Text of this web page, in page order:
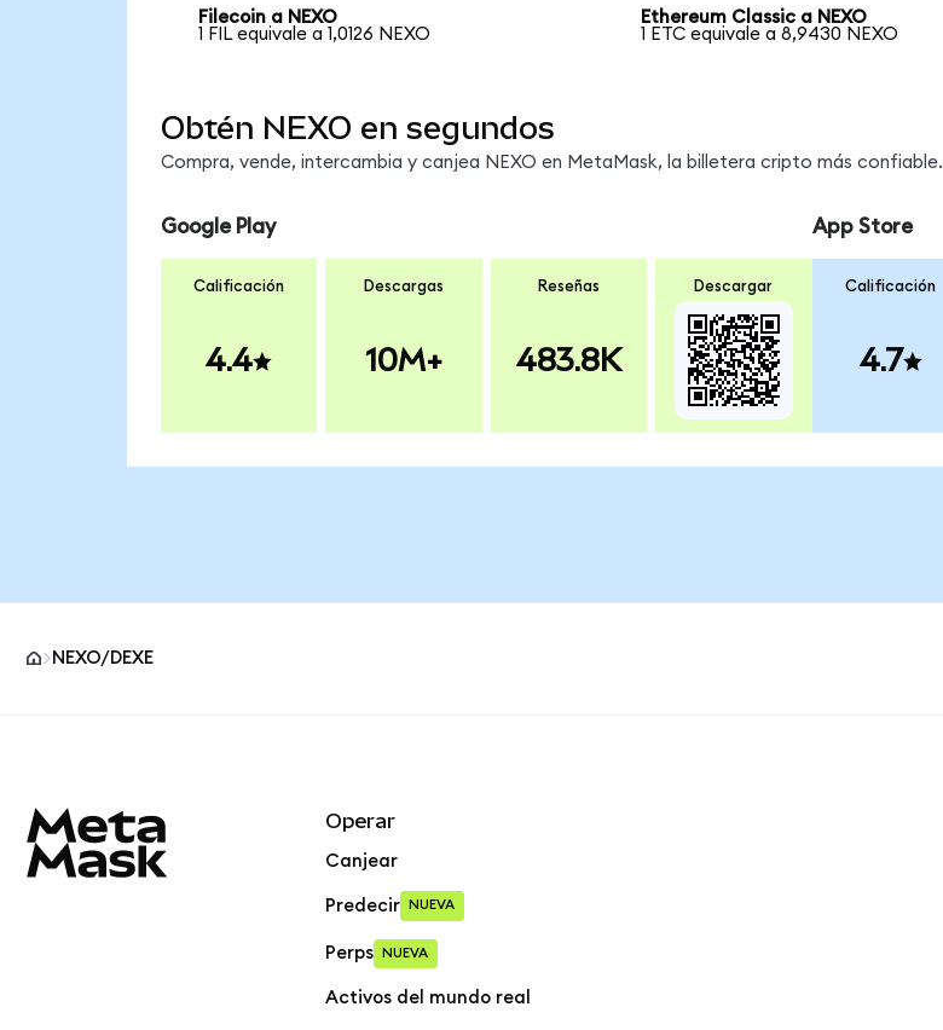
Filecoin a NEXO
1 FIL equivale a 1,0126 NEXO
Ethereum Classic a NEXO
1 ETC equivale a 8,9430 NEXO
Obtén NEXO en segundos
Compra, vende, intercambia y canjea NEXO en MetaMask, la billetera cripto más confiable.
Google Play
Calificación
4.4
Descargas
10M+
Reseñas
483.8K
Descargar
App Store
Calificación
4.7
NEXO/DEXE
Operar
Canjear
Predecir NUEVA
Perps NUEVA
Activos del mundo real